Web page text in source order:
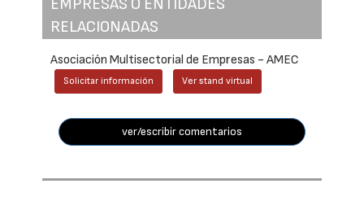
EMPRESAS O ENTIDADES
RELACIONADAS
Asociación Multisectorial de Empresas - AMEC
Solicitar información Ver stand virtual
ver/escribir comentarios